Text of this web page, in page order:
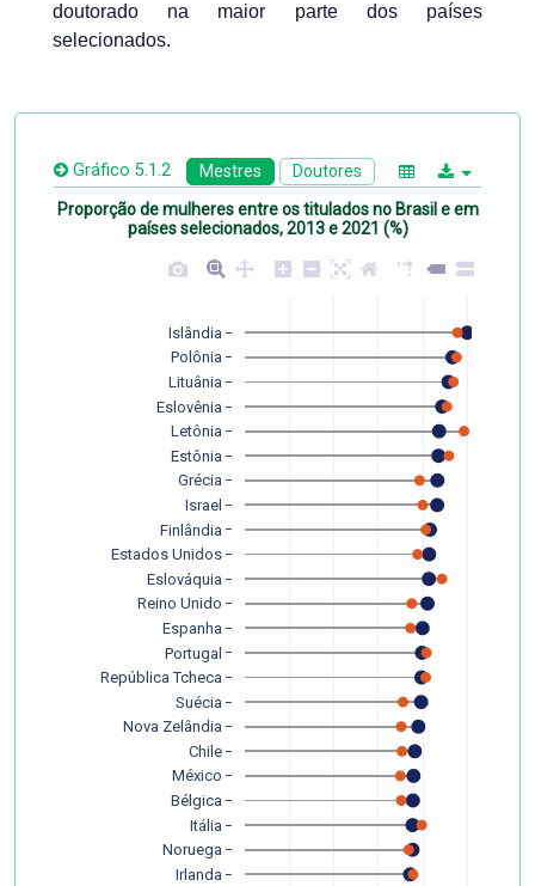
doutorado na maior parte dos países
selecionados.
Gráfico 5.1.2 Mestres Doutores
Proporção de mulheres entre os titulados no Brasil e em
países selecionados, 2013 e 2021 (%)
Irlanda
Noruega
Itália
Bélgica
México
Chile
Nova Zelândia
Suécia
República Tcheca
Portugal
Espanha
Reino Unido
Eslováquia
Estados Unidos
Finlândia
Israel
Grécia
Estônia
Letônia
Eslovênia
Lituânia
Polônia
Islândia